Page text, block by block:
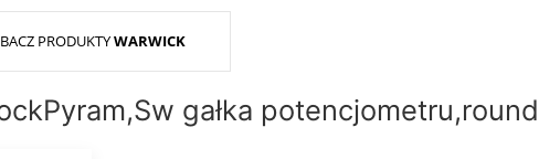
PRODUKTYWARWICK
gałka